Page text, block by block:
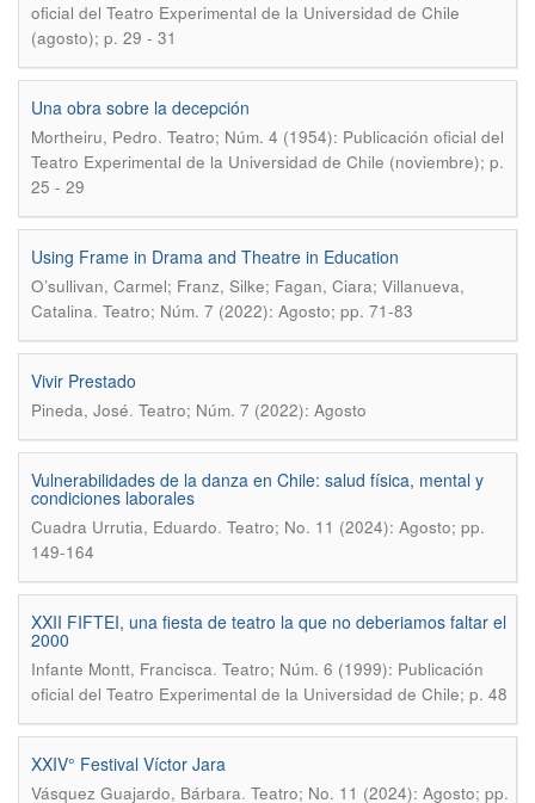
oficial del Teatro Experimental de la Universidad de Chile
(agosto); p. 29 - 31
Una obra sobre la decepción
Mortheiru, Pedro. Teatro; Núm. 4 (1954): Publicación oficial del
Teatro Experimental de la Universidad de Chile (noviembre); p.
25 - 29
Using Frame in Drama and Theatre in Education
O’sullivan, Carmel; Franz, Silke; Fagan, Ciara; Villanueva,
Catalina. Teatro; Núm. 7 (2022): Agosto; pp. 71-83
Vivir Prestado
Pineda, José. Teatro; Núm. 7 (2022): Agosto
Vulnerabilidades de la danza en Chile: salud física, mental y
condiciones laborales
Cuadra Urrutia, Eduardo. Teatro; No. 11 (2024): Agosto; pp.
149-164
XXII FIFTEI, una fiesta de teatro la que no deberiamos faltar el
2000
Infante Montt, Francisca. Teatro; Núm. 6 (1999): Publicación
oficial del Teatro Experimental de la Universidad de Chile; p. 48
XXIV° Festival Víctor Jara
Vásquez Guajardo, Bárbara. Teatro; No. 11 (2024): Agosto; pp.